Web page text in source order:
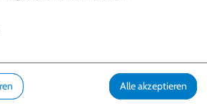
SCHERNFELD
7a | 85072 Eichstätt
08421 9740-50
Alle akzeptieren